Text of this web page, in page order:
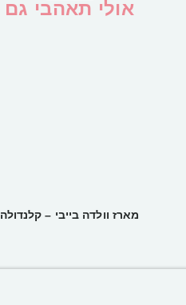
אולי תאהבי גם
מארז וולדה בייבי – קלנדולה